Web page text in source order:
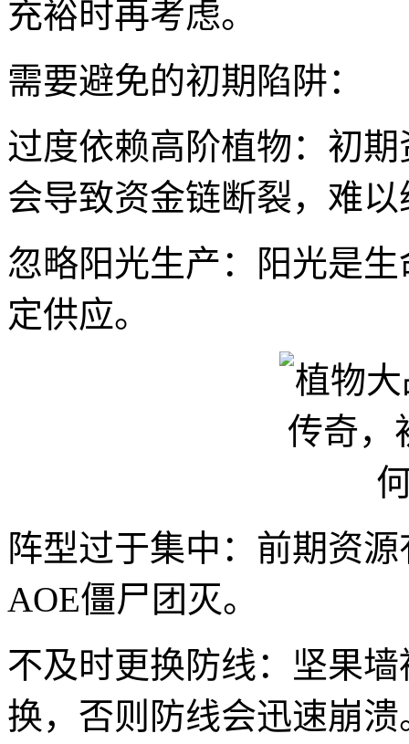
充裕时再考虑。
需要避免的初期陷阱：
过度依赖高阶植物：初
会导致资金链断裂，难
忽略阳光生产：阳光是
定供应。
阵型过于集中：前期资
AOE僵尸团灭。
不及时更换防线：坚果
换，否则防线会迅速崩溃